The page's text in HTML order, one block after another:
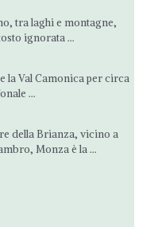
tra laghi e montagne,
ignorata ...
la Val Camonica per circa
...
della Brianza, vicino a
Monza è la ...